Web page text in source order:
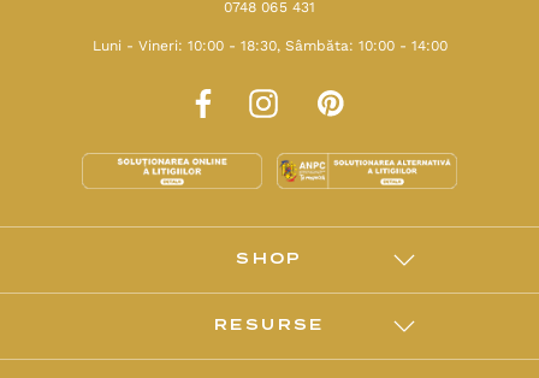
0748 065 431
Luni - Vineri: 10:00 - 18:30, Sâmbăta: 10:00 - 14:00
SHOP
RESURSE